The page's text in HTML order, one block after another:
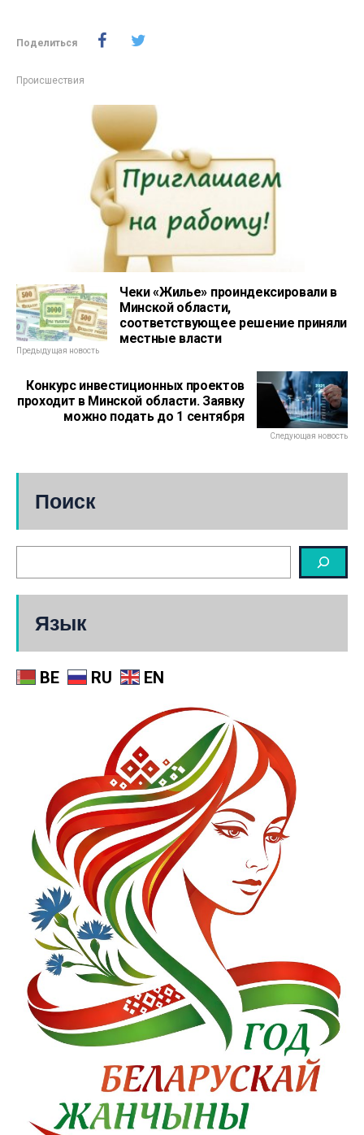
Поделиться
Происшествия
Чеки «Жилье» проиндексировали в
Минской области,
соответствующее решение приняли
местные власти
Предыдущая новость
Конкурс инвестиционных проектов
проходит в Минской области. Заявку
можно подать до 1 сентября
Следующая новость
Поиск
Язык
BE RU EN